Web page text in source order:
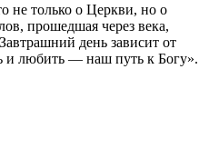
не только о Церкви, но о
прошедшая через века,
день зависит от
и любить — наш путь к Богу».